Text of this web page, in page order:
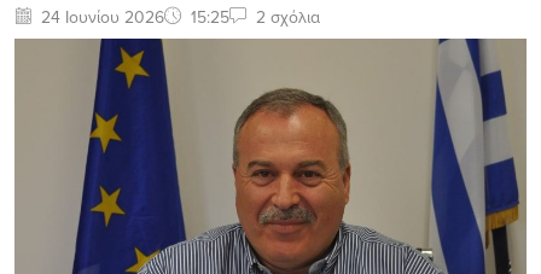
24 Ιουνίου 2026 15:25 2 σχόλια